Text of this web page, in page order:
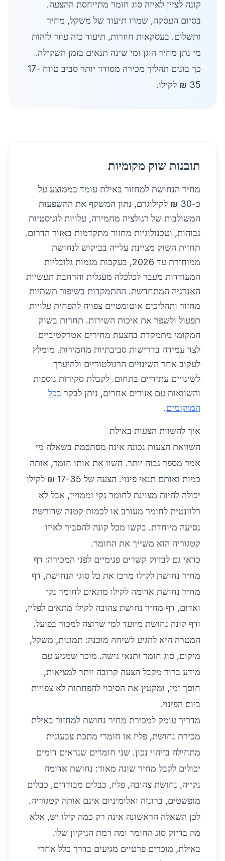
קונה לציין לאיזה סוג חומר מתייחסת ההצעה.
בסיום העסקה, שמרו תיעוד של משקל, מחיר
ותשלום. בעסקאות חוזרות, תיעוד כזה עוזר לזהות
מי נתן מחיר הוגן ומי שינה תנאים בזמן השקילה.
כך בונים תהליך מכירה מסודר יותר סביב טווח 17-
35 ₪ לקילו.
תובנות שוק מקומיות
מחיר הנחושת למחזור באילת עומד בממוצע על
כ-30 ₪ לקילוגרם, נתון המשקף את ההשפעות
המשולבות של רגולציה מחמירה, עלויות לוגיסטיות
גבוהות, וטכנולוגיות מחזור מתקדמות באזור הדרום.
תחזית השוק מציינת עלייה בביקוש לנחושת
ממוחזרת עד 2026, בעקבות מגמות גלובליות
המעודדות מעבר לכלכלה מעגלית והרחבת תעשיות
האנרגיה המתחדשת. ההתמקדות בשיפור תשתיות
מחזור ותהליכים אוטומטיים צפויה להפחית עלויות
תפעול ולשפר את איכות השירות. תחרות בשוק
המקומי מתמקדת בהצעת מחירים אטרקטיביים
לצד עמידה בדרישות סביבתיות מחמירות. מומלץ
לעקוב אחר השינויים הרגולטוריים ולהיערך
לשינויים עתידיים בתחום. לקבלת סקירות נוספות
והשוואות עם אזורים אחרים, ניתן לבקר בכל
המיקומים.
איך להשוות הצעות באילת
השוואת הצעות נכונה אינה מסתכמת בשאלה מי
אמר מספר גבוה יותר. השוו את אותו חומר, אותה
כמות ואותם תנאי פינוי. הצעה של 17-35 ₪ לקילו
יכולה להיות מצוינת לחומר נקי וממויין, אבל לא
רלוונטית לחומר מעורב או לכמות קטנה שדורשת
נסיעה מיוחדת. בקשו מכל קונה להסביר לאיזו
קטגוריה הוא משייך את החומר.
כדאי גם לבדוק קשרים פנימיים לפני המכירה: דף
מחיר נחושת לקילו מרכז את כל סוגי הנחושת, דף
מחיר נחושת אדומה לקילו מתאים לחומר נקי
ואדום, דף מחיר נחושת צהובה לקילו מתאים לפליז,
ודף קונה נחושת מיועד למי שרוצה למכור בפועל.
המטרה היא להגיע לשיחה מוכנה: תמונות, משקל,
מיקום, סוג חומר ותנאי גישה. מוכר שמגיע עם
מידע ברור מקבל הצעה קרובה יותר למציאות,
חוסך זמן, ומקטין את הסיכוי להפחתות לא צפויות
ביום הפינוי.
מדריך עומק למכירת מחיר נחושת למחזור באילת
מכירת נחושת, פליז או חומרי מתכת צבעונית
מתחילה בזיהוי נכון. שני חומרים שנראים דומים
יכולים לקבל מחיר שונה מאוד: נחושת אדומה
נקייה, נחושת צהובה, פליז, כבלים מבודדים, כבלים
מופשטים, ברונזה ואלומיניום אינם אותה קטגוריה.
לכן השאלה הראשונה אינה רק כמה קילו יש, אלא
מה בדיוק סוג החומר ומה רמת הניקיון שלו.
באילת, מוכרים פרטיים מגיעים בדרך כלל אחרי